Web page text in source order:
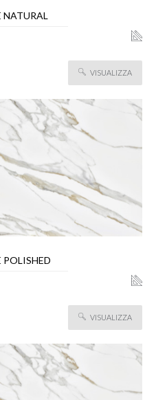
VISUALIZZA
VISUALIZZA